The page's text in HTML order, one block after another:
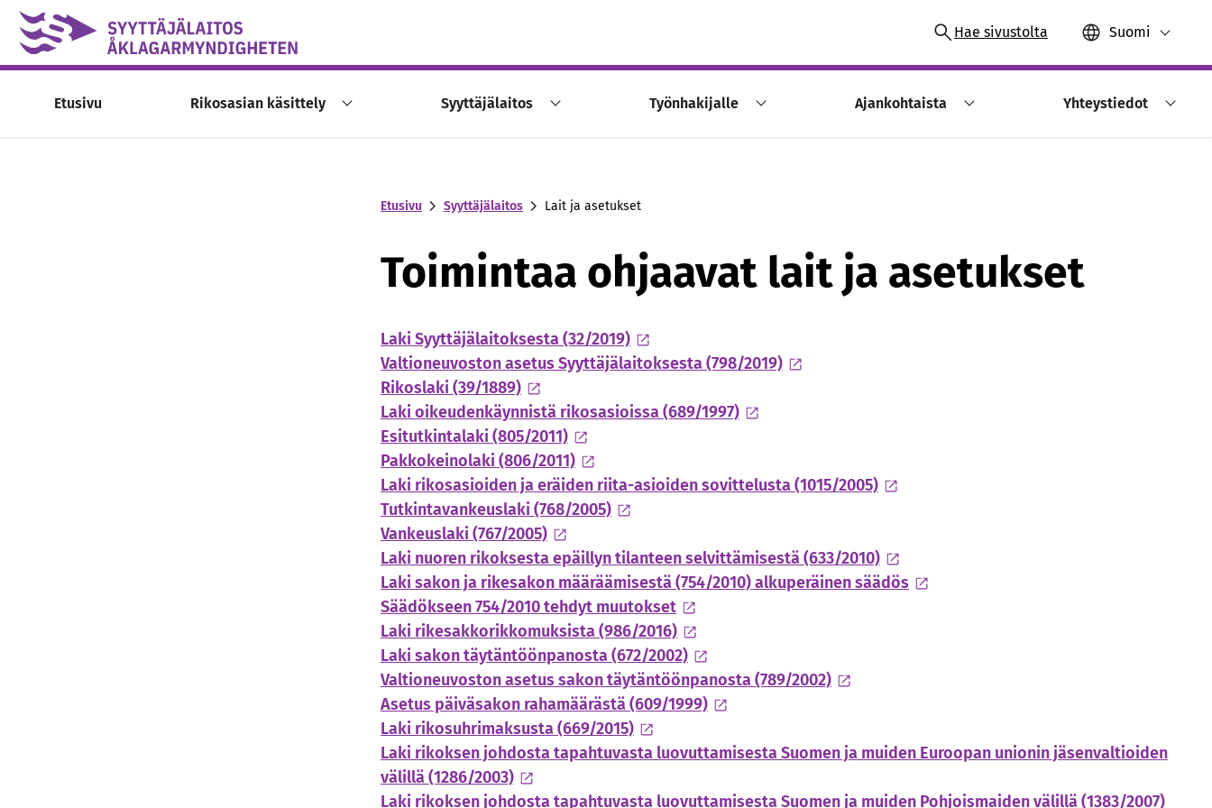
Skip to content -saavutettavuusohje
Hae sivustolta Suomi
Etusivu Rikosasian käsittely Syyttäjälaitos Työnhakijalle Ajankohtaista Yhteystiedot
Etusivu Syyttäjälaitos Lait ja asetukset
Toimintaa ohjaavat lait ja asetukset
Laki Syyttäjälaitoksesta (32/2019)
Valtioneuvoston asetus Syyttäjälaitoksesta (798/2019)
Rikoslaki (39/1889)
Laki oikeudenkäynnistä rikosasioissa (689/1997)
Esitutkintalaki (805/2011)
Pakkokeinolaki (806/2011)
Laki rikosasioiden ja eräiden riita-asioiden sovittelusta (1015/2005)
Tutkintavankeuslaki (768/2005)
Vankeuslaki (767/2005)
Laki nuoren rikoksesta epäillyn tilanteen selvittämisestä (633/2010)
Laki sakon ja rikesakon määräämisestä (754/2010) alkuperäinen säädös
Säädökseen 754/2010 tehdyt muutokset
Laki rikesakkorikkomuksista (986/2016)
Laki sakon täytäntöönpanosta (672/2002)
Valtioneuvoston asetus sakon täytäntöönpanosta (789/2002)
Asetus päiväsakon rahamäärästä (609/1999)
Laki rikosuhrimaksusta (669/2015)
Laki rikoksen johdosta tapahtuvasta luovuttamisesta Suomen ja muiden Euroopan unionin jäsenvaltioiden
välillä (1286/2003)
Laki rikoksen johdosta tapahtuvasta luovuttamisesta Suomen ja muiden Pohjoismaiden välillä (1383/2007)